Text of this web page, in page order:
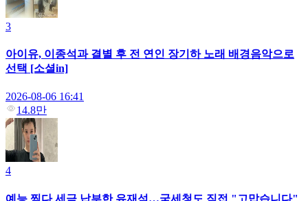
3
아이유, 이종석과 결별 후 전 연인 장기하 노래 배경음악으로
선택 [소셜in]
2026-08-06 16:41
14.8만
4
예능 찍다 세금 납부한 유재석…국세청도 직접 "고맙습니다"